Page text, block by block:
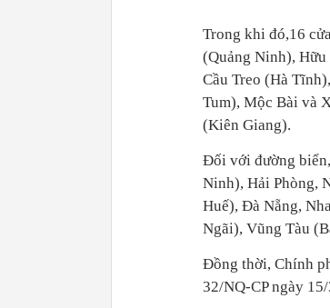
Trong khi đó,16
(Quảng Ninh), Hữu
Cầu Treo (Hà
Tum), Mộc Bài và
(Kiên Giang).
Đối với đường biển,
Ninh), Hải Phòng,
Huế), Đà Nẵng,
Ngãi), Vũng Tàu
Đồng thời, Chính
32/NQ-CP ngày